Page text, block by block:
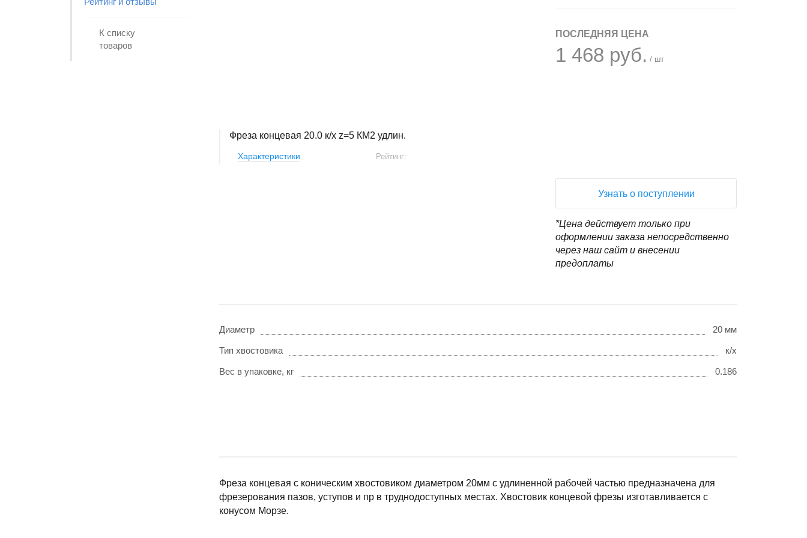
К списку
товаров
Фреза концевая 20.0 к/х z=5 КМ2 удлин.
Характеристики Рейтинг:
ПОСЛЕДНЯЯ ЦЕНА
1 468 руб. / шт
Узнать о поступлении
*Цена действует только при
оформлении заказа непосредственно
через наш сайт и внесении
предоплаты
Диаметр 20 мм
Тип хвостовика к/х
Вес в упаковке, кг 0.186
Фреза концевая с коническим хвостовиком диаметром 20мм с удлиненной рабочей частью предназначена для
фрезерования пазов, уступов и пр в труднодоступных местах. Хвостовик концевой фрезы изготавливается с
конусом Морзе.